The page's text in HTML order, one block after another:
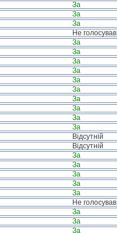
За
За
За
Не голосував
За
За
За
За
За
За
За
За
За
За
Відсутній
Відсутній
За
За
За
За
За
Не голосував
За
За
За